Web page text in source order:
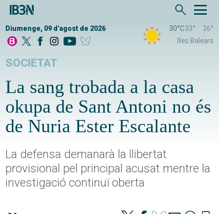
Diumenge, 09 d'agost de 2026 30°C33°
26°
Illes Balears
SOCIETAT
La sang trobada a la casa
okupa de Sant Antoni no és
de Nuria Ester Escalante
La defensa demanarà la llibertat
provisional pel principal acusat mentre la
investigació continuï oberta